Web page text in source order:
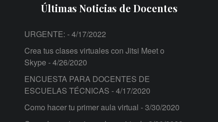
Últimas Noticias de Docentes
URGENTE: - 4/17/2022
Crea tus clases virtuales con Jitsi Meet o
Skype - 4/26/2020
ENCUESTA PARA DOCENTES DE
ESCUELAS TÉCNICAS - 4/17/2020
Como hacer tu primer aula virtual - 3/30/2020